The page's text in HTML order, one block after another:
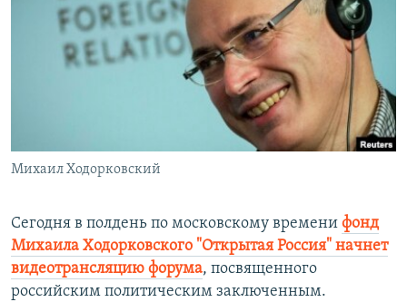
РАСПИСАНИЕ ВЕЩАНИЯ
ПОДПИШИТЕСЬ НА РАССЫЛКУ
Все сайты РСЕ/РС
Михаил Ходорковский
Сегодня в полдень по московскому времени фонд
Михаила Ходорковского "Открытая Россия" начнет
видеотрансляцию форума, посвященного
российским политическим заключенным.